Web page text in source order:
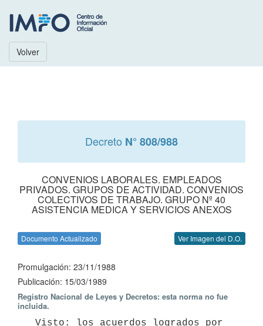
Volver
Decreto N° 808/988
CONVENIOS LABORALES. EMPLEADOS
PRIVADOS. GRUPOS DE ACTIVIDAD. CONVENIOS
COLECTIVOS DE TRABAJO. GRUPO Nº 40
ASISTENCIA MEDICA Y SERVICIOS ANEXOS
Documento Actualizado Ver Imagen del D.O.
Promulgación: 23/11/1988
Publicación: 15/03/1989
Registro Nacional de Leyes y Decretos: esta norma no fue
incluida.